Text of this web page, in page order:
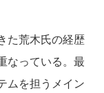
た荒木氏の経歴
なっている。最
ムを担うメイン